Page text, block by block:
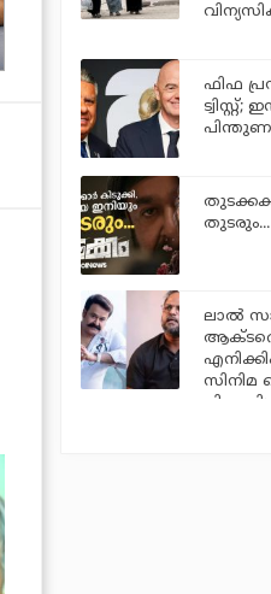
ഫിഫ
തുടരും... |
ലാല്‍
സിനിമ